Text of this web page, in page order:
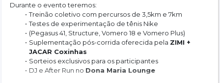
Durante o evento teremos:
Treinão coletivo com percursos de 3,5km e 7km
Testes de experimentação de tênis Nike
(Pegasus 41, Structure, Vomero 18 e Vomero Plus)
Suplementação pós-corrida oferecida pela ZIMI +
JACAR Coxinhas
Sorteios exclusivos para os participantes
DJ e After Run no Dona Maria Lounge